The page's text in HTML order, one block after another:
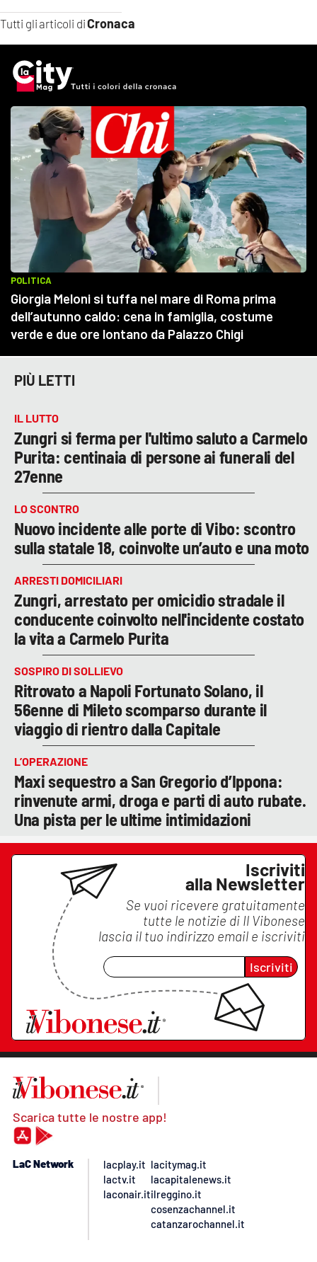
Tutti gli articoli diCronaca
PIÙ LETTI
IL LUTTO
Zungri si ferma per l'ultimo saluto a Carmelo
Purita: centinaia di persone ai funerali del
27enne
LO SCONTRO
Nuovo incidente alle porte di Vibo: scontro
sulla statale 18, coinvolte un’auto e una moto
ARRESTI DOMICILIARI
Zungri, arrestato per omicidio stradale il
conducente coinvolto nell'incidente costato
la vita a Carmelo Purita
SOSPIRO DI SOLLIEVO
Ritrovato a Napoli Fortunato Solano, il
56enne di Mileto scomparso durante il
viaggio di rientro dalla Capitale
L’OPERAZIONE
Maxi sequestro a San Gregorio d’Ippona:
rinvenute armi, droga e parti di auto rubate.
Una pista per le ultime intimidazioni
Iscriviti
alla Newsletter
Se vuoi ricevere gratuitamente
tutte le notizie di Il Vibonese
lascia il tuo indirizzo email e iscriviti
Iscriviti
Scarica tutte le nostre app!
LaC Network
lacplay.it
lactv.it
laconair.it
lacitymag.it
lacapitalenews.it
ilreggino.it
cosenzachannel.it
catanzarochannel.it